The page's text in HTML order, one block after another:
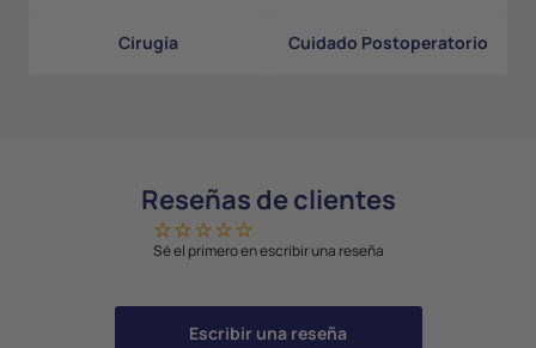
Cirugía Cuidado Postoperatorio
Reseñas de clientes
Sé el primero en escribir una reseña
Escribir una reseña